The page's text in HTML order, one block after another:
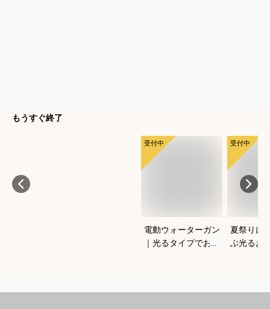
もうすぐ終了
受付中
電動ウォーターガン
｜光るタイプでおす
受付中
夏祭りに
ぶ光るお